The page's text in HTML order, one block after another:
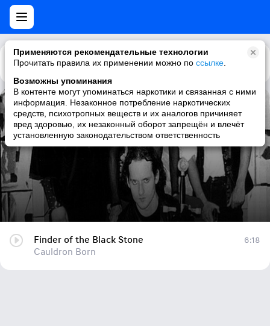
Применяются рекомендательные технологии
Прочитать правила их применении можно по ссылке
Возможны упоминания
В контенте могут упоминаться наркотики и связанная с ними
информация. Незаконное потребление наркотических
средств, психотропных веществ и их аналогов причиняет
вред здоровью, их незаконный оборот запрещён и влечёт
установленную законодательством ответственность
Каталог Рекомендации
Finder of the Black Stone
Cauldron Born
Finder of the Black Stone
Cauldron Born
6:18